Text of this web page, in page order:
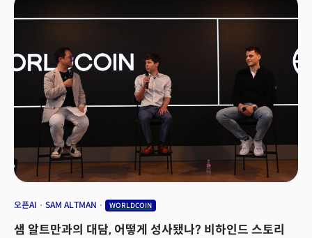
(World ID)과 월드코인(WLD)으로 나뉜다. 👉 월드ID는 일종의 디지털
여권을 표방한다. 프로젝트의 홍채 인식장치 ‘오브(Orb)’를 연동, 사용자의
홍채 등 정보를 수집해 발급한다. 재단은 월드ID를 받는 데 필요한 오브를
20개국 35개 이상 도시로 확장한다는 목표를 내세웠다. 현재 오브는 독일,
영국, 아랍에미리트 두바이, 멕시코, 미국, 한국, 일본 등지에서 200개가
운영되고 있다. 회사는 지난 18개월 동안 진행한 베타테스트 기간에 200만명
이상의 사용자가 홍채를 등록했다고 밝혔다. 👉 암호화폐 WLD는 생태계
토큰으로 자체 암호화폐 지갑 앱인 월드앱(World App)에서 거래를 지원한다.
WLD는 재단의 자회사인 월드에셋이 옵티미즘(Optimism) 블록체인 위에서
발행하고, 월드앱은 월드코인네트워크 소속 개발사 툴스포휴머니티(Tools
for Humanity)가 운영하는 구조다. 재단은 월드앱 지원국을 120개국으로
확대하고 가스비(거래수수료) 무료 정책을 시행한다는 방침이다. WLD 발행을
위해 프로토콜은 최근 자사 네트워크를 옵티미즘으로 마이그레이션(이전)
없다. WLD는 발행 후 상승세를 시작, 24일(미국 동부시각) 오후 6시 기준
WLD를 지급한 바 있다. 👉 이날 툴스포휴머니티는
오픈AI SAM ALTMAN WORLDCOIN
샘 알트만과의 대담, 어떻게 성사됐나? 비하인드 스토리